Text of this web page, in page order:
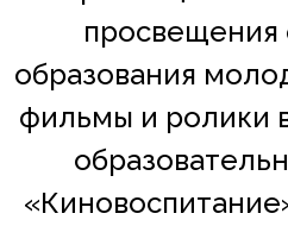
просвещения
образования
фильмы и ролики